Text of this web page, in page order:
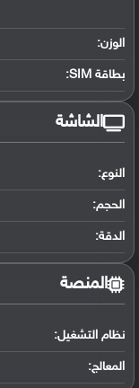
الوزن:
بطاقة SIM:
الشاشة
النوع:
الحجم:
الدقة:
المنصة
نظام التشغيل:
المعالج: